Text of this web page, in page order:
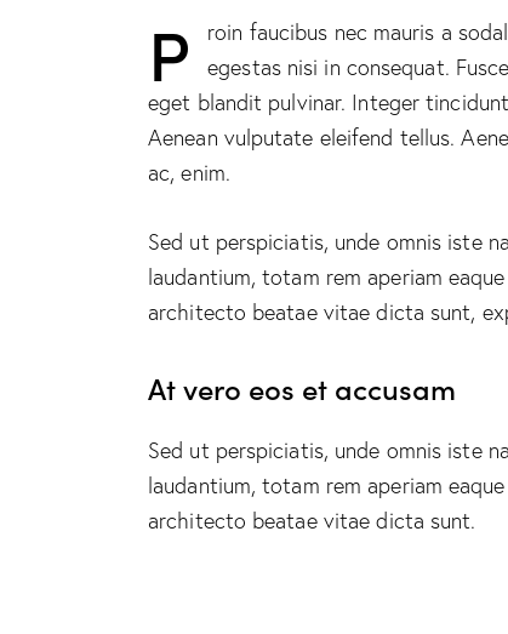
P
roin faucibus nec mauris a
egestas nisi in consequat.
eget blandit pulvinar. Integer
Aenean vulputate eleifend tellus.
ac, enim.
Sed ut perspiciatis, unde omnis iste
laudantium, totam rem aperiam
architecto beatae vitae dicta sunt,
At vero eos et accusam
Sed ut perspiciatis, unde omnis iste
laudantium, totam rem aperiam
architecto beatae vitae dicta sunt.